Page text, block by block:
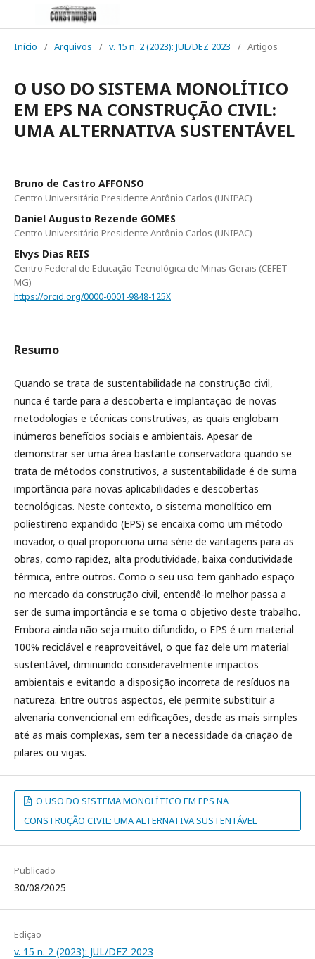
Início / Arquivos / v. 15 n. 2 (2023): JUL/DEZ 2023 / Artigos
O USO DO SISTEMA MONOLÍTICO
EM EPS NA CONSTRUÇÃO CIVIL:
UMA ALTERNATIVA SUSTENTÁVEL
Bruno de Castro AFFONSO
Centro Universitário Presidente Antônio Carlos (UNIPAC)
Daniel Augusto Rezende GOMES
Centro Universitário Presidente Antônio Carlos (UNIPAC)
Elvys Dias REIS
Centro Federal de Educação Tecnológica de Minas Gerais (CEFET-
MG)
https://orcid.org/0000-0001-9848-125X
Resumo
Quando se trata de sustentabilidade na construção civil,
nunca é tarde para a descoberta e implantação de novas
metodologias e técnicas construtivas, as quais englobam
inúmeros benefícios sociais e ambientais. Apesar de
demonstrar ser uma área bastante conservadora quando se
trata de métodos construtivos, a sustentabilidade é de suma
importância para novas aplicabilidades e descobertas
tecnológicas. Neste contexto, o sistema monolítico em
poliestireno expandido (EPS) se encaixa como um método
inovador, o qual proporciona uma série de vantagens para as
obras, como rapidez, alta produtividade, baixa condutividade
térmica, entre outros. Como o seu uso tem ganhado espaço
no mercado da construção civil, entendê-lo melhor passa a
ser de suma importância e se torna o objetivo deste trabalho.
Embora ainda não seja muito difundido, o EPS é um material
100% reciclável e reaproveitável, o que faz dele um material
sustentável, diminuindo consideravelmente impactos
ambientais e evitando a disposição incorreta de resíduos na
natureza. Entre outros aspectos, ele permite substituir a
alvenaria convencional em edificações, desde as mais simples
até as mais complexas, sem ter a necessidade da criação de
pilares ou vigas.
O USO DO SISTEMA MONOLÍTICO EM EPS NA
CONSTRUÇÃO CIVIL: UMA ALTERNATIVA SUSTENTÁVEL
Publicado
30/08/2025
Edição
v. 15 n. 2 (2023): JUL/DEZ 2023